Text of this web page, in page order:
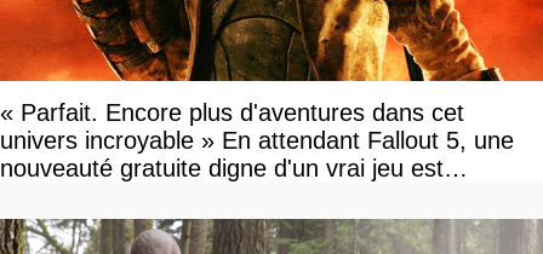
« Parfait. Encore plus d'aventures dans cet
univers incroyable » En attendant Fallout 5, une
nouveauté gratuite digne d'un vrai jeu est